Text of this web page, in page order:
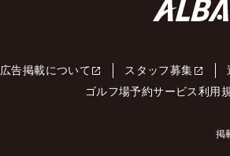
広告掲載について スタッフ募集
ゴルフ場予約サービス利用
掲